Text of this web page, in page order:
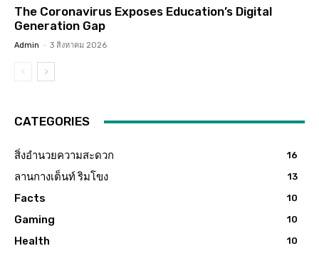
The Coronavirus Exposes Education’s Digital
Generation Gap
Admin - 3 สิงหาคม 2026
CATEGORIES
สิ่งอำนวยความสะดวก 16
ลานกางเต็นท์ ริมโขง 13
Facts 10
Gaming 10
Health 10